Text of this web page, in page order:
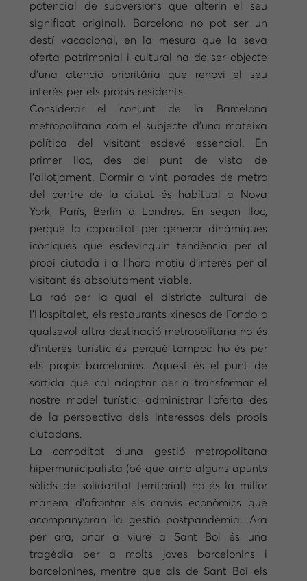
potencial de subversions que alterin el seu
significat original). Barcelona no pot ser un
destí vacacional, en la mesura que la seva
oferta patrimonial i cultural ha de ser objecte
d’una atenció prioritària que renovi el seu
interès per els propis residents.
Considerar el conjunt de la Barcelona
metropolitana com el subjecte d’una mateixa
política del visitant esdevé essencial. En
primer lloc, des del punt de vista de
l’allotjament. Dormir a vint parades de metro
del centre de la ciutat és habitual a Nova
York, París, Berlín o Londres. En segon lloc,
perquè la capacitat per generar dinàmiques
icòniques que esdevinguin tendència per al
propi ciutadà i a l’hora motiu d’interès per al
visitant és absolutament viable.
La raó per la qual el districte cultural de
l’Hospitalet, els restaurants xinesos de Fondo o
qualsevol altra destinació metropolitana no és
d’interès turístic és perquè tampoc ho és per
els propis barcelonins. Aquest és el punt de
sortida que cal adoptar per a transformar el
nostre model turístic: administrar l’oferta des
de la perspectiva dels interessos dels propis
ciutadans.
La comoditat d’una gestió metropolitana
hipermunicipalista (bé que amb alguns apunts
sòlids de solidaritat territorial) no és la millor
manera d’afrontar els canvis econòmics que
acompanyaran la gestió postpandèmia. Ara
per ara, anar a viure a Sant Boi és una
tragèdia per a molts joves barcelonins i
barcelonines, mentre que als de Sant Boi els